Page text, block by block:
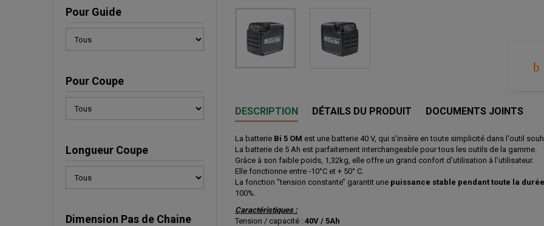
Pour Guide
Pour Coupe
Longueur Coupe
Dimension Pas de Chaine
DESCRIPTION DÉTAILS DU PRODUIT DOCUMENTS JOINTS
La batterie Bi 5 OM est une batterie 40 V, qui s'insère en toute simplicité dans l'outil
La batterie de 5 Ah est parfaitement interchangeable pour tous les outils de la gamme.
Grâce à son faible poids, 1,32kg, elle offre un grand confort d'utilisation à l'utilisateur.
Elle fonctionne entre ‐10°C et + 50° C.
La fonction ‘’tension constante’’ garantit une puissance stable pendant toute la
100%.
Caractéristiques :
Tension / capacité : 40V / 5Ah